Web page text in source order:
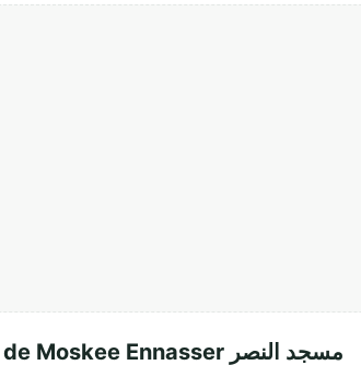
À propos de Moskee Ennasser مسجد النصر